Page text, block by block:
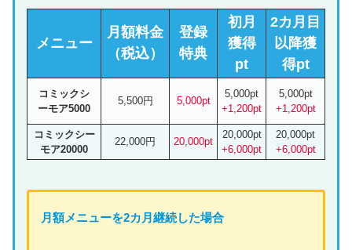
メニュー
月額料金
（税込）
登録
特典
初月
獲得
pt
2カ月目
以降獲
得pt
コミックシ
ーモア5000
5,500円 5,000pt
5,000pt
+1,200pt
5,000pt
+1,200pt
コミックシー
モア20000
22,000円 20,000pt
20,000pt
+6,000pt
20,000pt
+6,000pt
月額メニューを2カ月継続した場合